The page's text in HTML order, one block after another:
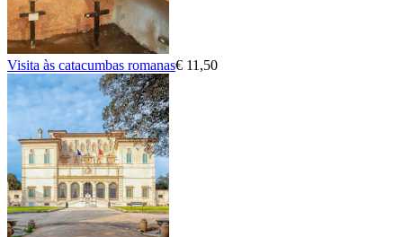
Visita às catacumbas romanas€ 11,50